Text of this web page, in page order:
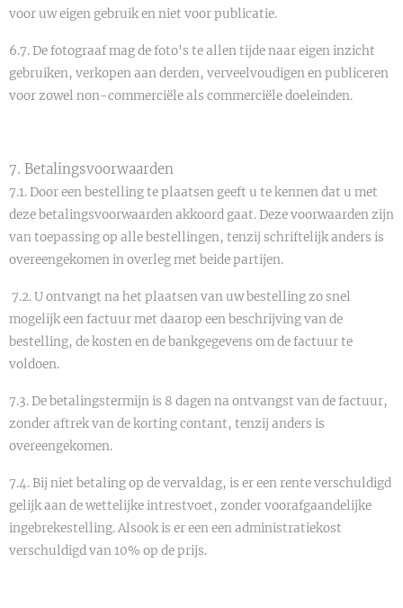
voor uw eigen gebruik en niet voor publicatie.
6.7. De fotograaf mag de foto's te allen tijde naar eigen inzicht
gebruiken, verkopen aan derden, verveelvoudigen en publiceren
voor zowel non-commerciële als commerciële doeleinden.
7. Betalingsvoorwaarden
7.1. Door een bestelling te plaatsen geeft u te kennen dat u met
deze betalingsvoorwaarden akkoord gaat. Deze voorwaarden zijn
van toepassing op alle bestellingen, tenzij schriftelijk anders is
overeengekomen in overleg met beide partijen.
7.2. U ontvangt na het plaatsen van uw bestelling zo snel
mogelijk een factuur met daarop een beschrijving van de
bestelling, de kosten en de bankgegevens om de factuur te
voldoen.
7.3. De betalingstermijn is 8 dagen na ontvangst van de factuur,
zonder aftrek van de korting contant, tenzij anders is
overeengekomen.
7.4. Bij niet betaling op de vervaldag, is er een rente verschuldigd
gelijk aan de wettelijke intrestvoet, zonder voorafgaandelijke
ingebrekestelling. Alsook is er een een administratiekost
verschuldigd van 10% op de prijs.